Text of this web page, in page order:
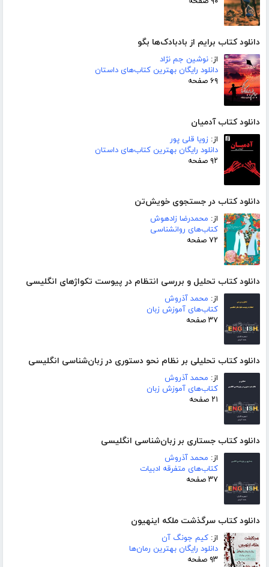
دانلود کتاب برایم از بادبادک‌ها بگو
از: نوشین جم نژاد
دانلود رایگان بهترین کتاب‌های داستان
۶۹ صفحه
دانلود کتاب آدمیان
از: زویا قلی پور
دانلود رایگان بهترین کتاب‌های داستان
۹۲ صفحه
دانلود کتاب در جستجوی خویش‌تن
از: محمدرضا زادهوش
کتاب‌های روانشناسی
۷۲ صفحه
دانلود کتاب تحلیل و بررسی انتظام در پیوست تکواژهای انگلیسی
از: محمد آذروش
کتاب‌های آموزش زبان
۳۷ صفحه
دانلود کتاب تحلیلی بر نظام نحو دستوری در زبان‌شناسی انگلیسی
از: محمد آذروش
کتاب‌های آموزش زبان
۲۱ صفحه
دانلود کتاب جستاری بر زبان‌شناسی انگلیسی
از: محمد آذروش
کتاب‌های متفرقه ادبیات
۳۷ صفحه
دانلود کتاب سرگذشت ملکه اینهیون
از: کیم جونگ آن
دانلود رایگان بهترین رمان‌ها
۹۳ صفحه